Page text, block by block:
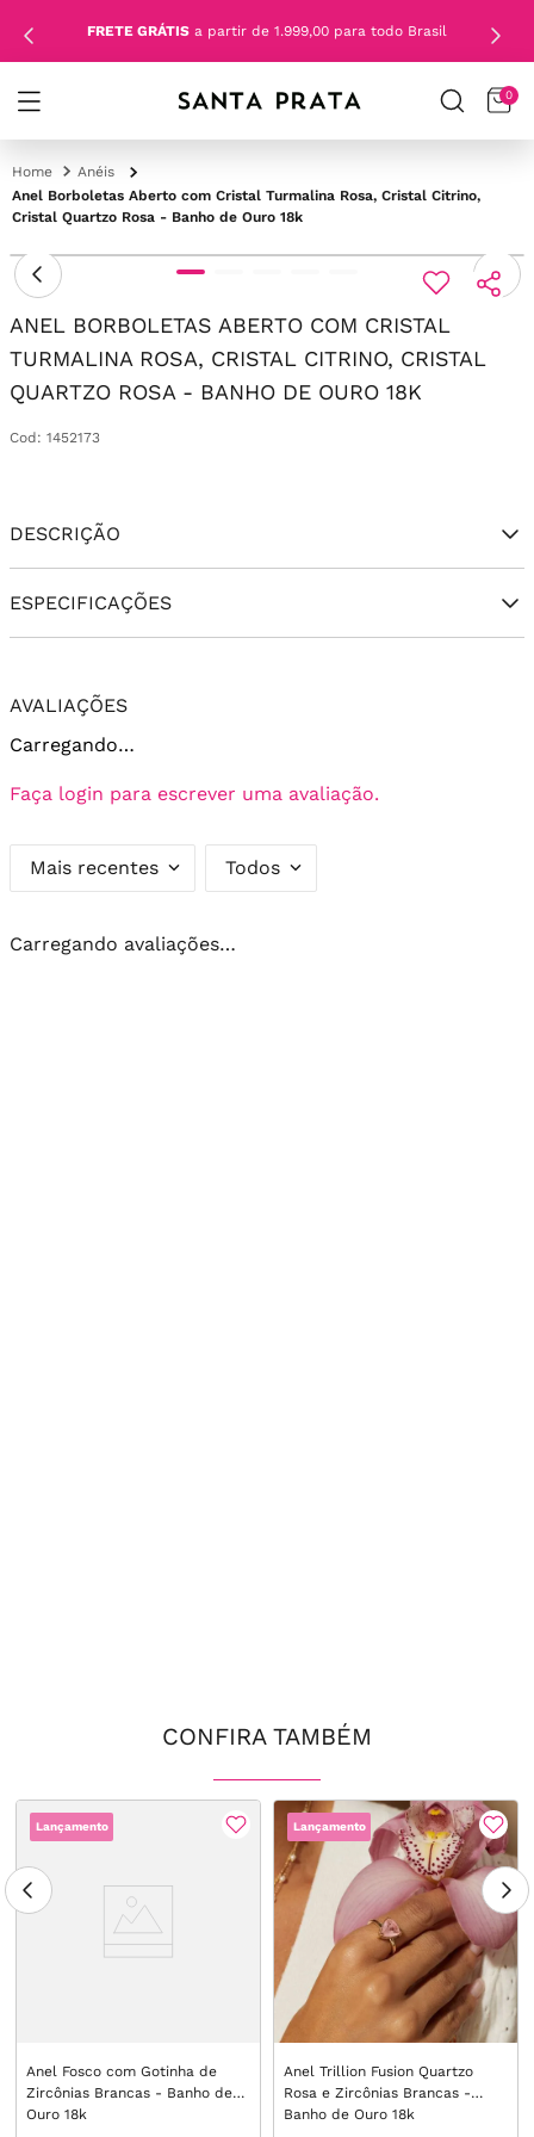
FRETE GRÁTIS a partir de 1.999,00 para todo Brasil
0
Anéis
Anel Borboletas Aberto com Cristal Turmalina Rosa, Cristal Citrino,
Cristal Quartzo Rosa - Banho de Ouro 18k
ANEL BORBOLETAS ABERTO COM CRISTAL
TURMALINA ROSA, CRISTAL CITRINO, CRISTAL
QUARTZO ROSA - BANHO DE OURO 18K
Cod : 1452173
DESCRIÇÃO
ESPECIFICAÇÕES
AVALIAÇÕES
Carregando…
Faça login para escrever uma avaliação.
Mais recentes Todos
Carregando avaliações…
CONFIRA TAMBÉM
Lançamento
Anel Fosco com Gotinha de
Zircônias Brancas - Banho de
Ouro 18k
Lançamento
Anel Trillion Fusion Quartzo
Rosa e Zircônias Brancas -
Banho de Ouro 18k